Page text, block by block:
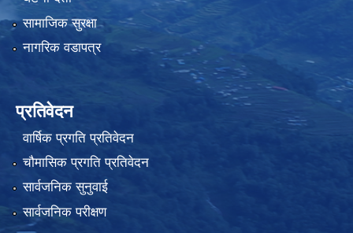
सामाजिक सुरक्षा
नागरिक वडापत्र
प्रतिवेदन
वार्षिक प्रगति प्रतिवेदन
चौमासिक प्रगति प्रतिवेदन
सार्वजनिक सुनुवाई
सार्वजनिक परीक्षण